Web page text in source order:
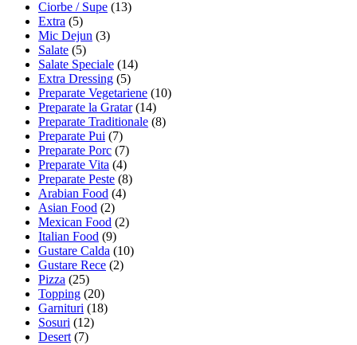
Ciorbe / Supe (13)
Extra (5)
Mic Dejun (3)
Salate (5)
Salate Speciale (14)
Extra Dressing (5)
Preparate Vegetariene (10)
Preparate la Gratar (14)
Preparate Traditionale (8)
Preparate Pui (7)
Preparate Porc (7)
Preparate Vita (4)
Preparate Peste (8)
Arabian Food (4)
Asian Food (2)
Mexican Food (2)
Italian Food (9)
Gustare Calda (10)
Gustare Rece (2)
Pizza (25)
Topping (20)
Garnituri (18)
Sosuri (12)
Desert (7)